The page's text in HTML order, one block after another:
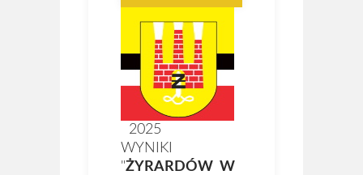
2025
WYNIKI
"ŻYRARDÓW W